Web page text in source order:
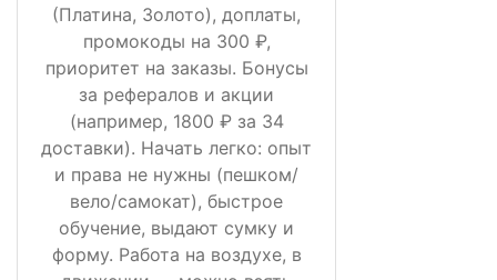
(Платина, Золото), доплаты,
промокоды на 300 ₽,
приоритет на заказы. Бонусы
за рефералов и акции
(например, 1800 ₽ за 34
доставки). Начать легко: опыт
и права не нужны (пешком/
вело/самокат), быстрое
обучение, выдают сумку и
форму. Работа на воздухе, в